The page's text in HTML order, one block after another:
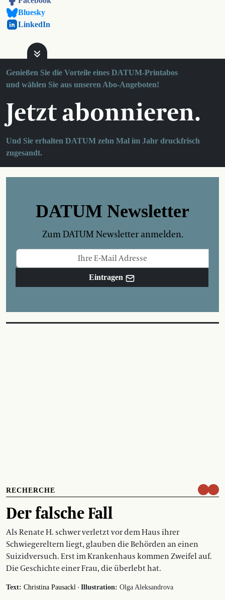
Bluesky
LinkedIn
Genießen Sie die Vorteile eines DATUM-Printabos
und wählen Sie aus unseren Abo-Angeboten!
Jetzt abonnieren.
Und Sie erhalten DATUM zehn Mal im Jahr druckfrisch
zugesandt.
DATUM Newsletter
Zum DATUM Newsletter anmelden.
Eintragen
RECHERCHE
Der falsche Fall
Als Renate H. schwer verletzt vor dem Haus ihrer
Schwiegereltern liegt, glauben die Behörden an einen
Suizidversuch. Erst im Krankenhaus kommen Zweifel auf.
Die Geschichte einer Frau, die überlebt hat.
Text: Christina Pausackl · Illustration: Olga Aleksandrova